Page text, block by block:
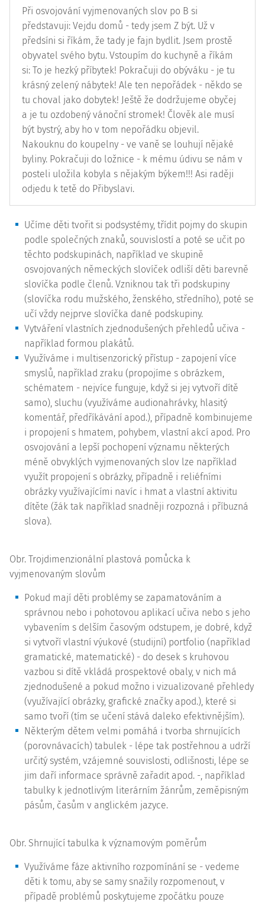
Při osvojování vyjmenovaných slov po B si
představuji: Vejdu domů - tedy jsem Z být. Už v
předsíni si říkám, že tady je fajn bydlit. Jsem prostě
obyvatel svého bytu. Vstoupím do kuchyně a říkám
si: To je hezký příbytek! Pokračuji do obýváku - je tu
krásný zelený nábytek! Ale ten nepořádek - někdo se
tu choval jako dobytek! Ještě že dodržujeme obyčej
a je tu ozdobený vánoční stromek! Člověk ale musí
být bystrý, aby ho v tom nepořádku objevil.
Nakouknu do koupelny - ve vaně se louhují nějaké
byliny. Pokračuji do ložnice - k mému údivu se nám v
posteli uložila kobyla s nějakým býkem!!! Asi raději
odjedu k tetě do Přibyslavi.
Učíme děti tvořit si podsystémy, třídit pojmy do skupin
podle společných znaků, souvislostí a poté se učit po
těchto podskupinách, například ve skupině
osvojovaných německých slovíček odliší děti barevně
slovíčka podle členů. Vzniknou tak tři podskupiny
(slovíčka rodu mužského, ženského, středního), poté se
učí vždy nejprve slovíčka dané podskupiny.
Vytváření vlastních zjednodušených přehledů učiva -
například formou plakátů.
Využíváme i multisenzorický přístup - zapojení více
smyslů, například zraku (propojíme s obrázkem,
schématem - nejvíce funguje, když si jej vytvoří dítě
samo), sluchu (využíváme audionahrávky, hlasitý
komentář, předříkávání apod.), případně kombinujeme
i propojení s hmatem, pohybem, vlastní akcí apod. Pro
osvojování a lepší pochopení významu některých
méně obvyklých vyjmenovaných slov lze například
využít propojení s obrázky, případně i reliéfními
obrázky využívajícími navíc i hmat a vlastní aktivitu
dítěte (žák tak například snadněji rozpozná i příbuzná
slova).
Obr. Trojdimenzionální plastová pomůcka k
vyjmenovaným slovům
Pokud mají děti problémy se zapamatováním a
správnou nebo i pohotovou aplikací učiva nebo s jeho
vybavením s delším časovým odstupem, je dobré, když
si vytvoří vlastní výukové (studijní) portfolio (například
gramatické, matematické) - do desek s kruhovou
vazbou si dítě vkládá prospektové obaly, v nich má
zjednodušené a pokud možno i vizualizované přehledy
(využívající obrázky, grafické značky apod.), které si
samo tvoří (tím se učení stává daleko efektivnějším).
Některým dětem velmi pomáhá i tvorba shrnujících
(porovnávacích) tabulek - lépe tak postřehnou a udrží
určitý systém, vzájemné souvislosti, odlišnosti, lépe se
jim daří informace správně zařadit apod. -, například
tabulky k jednotlivým literárním žánrům, zeměpisným
pásům, časům v anglickém jazyce.
Obr. Shrnující tabulka k významovým poměrům
Využíváme fáze aktivního rozpomínání se - vedeme
děti k tomu, aby se samy snažily rozpomenout, v
případě problémů poskytujeme zpočátku pouze